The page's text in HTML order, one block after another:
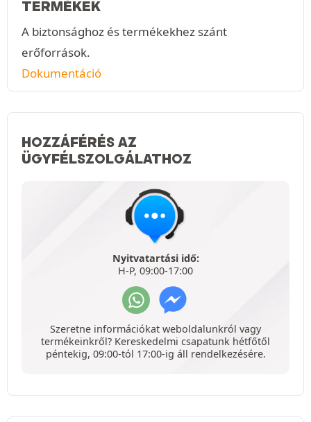
TERMÉKEK
A biztonsághoz és termékekhez szánt
erőforrások.
Dokumentáció
HOZZÁFÉRÉS AZ
ÜGYFÉLSZOLGÁLATHOZ
Nyitvatartási idő:
H-P, 09:00-17:00
Szeretne információkat weboldalunkról vagy
termékeinkről? Kereskedelmi csapatunk hétfőtől
péntekig, 09:00-tól 17:00-ig áll rendelkezésére.